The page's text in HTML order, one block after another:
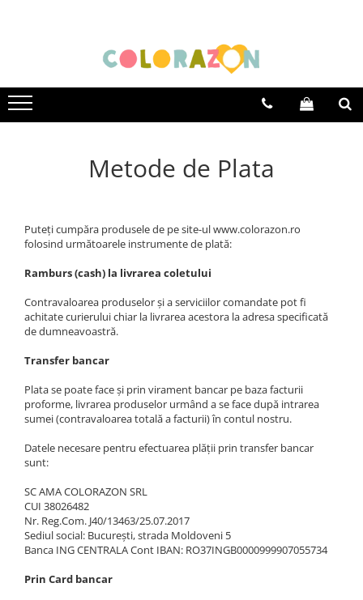
Jocuri educative
Jocuri de logică și de memorie
Jocuri de familie
Jocuri de carti
Jocuri pentru vacanta
Jocuri creative
Jocuri interactive
0-2 ani
3-5 ani
Metode de Plata
Puteți cumpăra produsele de pe site-ul www.colorazon.ro
folosind următoarele instrumente de plată:
Ramburs (cash) la livrarea coletului
Contravaloarea produselor și a serviciilor comandate pot fi
achitate curierului chiar la livrarea acestora la adresa specificată
de dumneavoastră.
Transfer bancar
Plata se poate face și prin virament bancar pe baza facturii
proforme, livrarea produselor urmând a se face după intrarea
sumei (contravaloarea totală a facturii) în contul nostru.
Datele necesare pentru efectuarea plății prin transfer bancar
sunt:
SC AMA COLORAZON SRL
CUI 38026482
Nr. Reg.Com. J40/13463/25.07.2017
Sediul social: București, strada Moldoveni 5
Banca ING CENTRALA Cont IBAN: RO37INGB0000999907055734
Prin Card bancar